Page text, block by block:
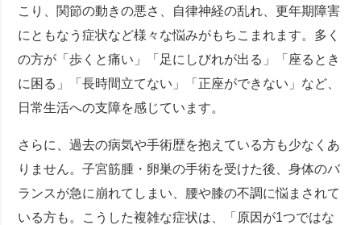
こり、関節の動きの悪さ、自律神経の乱れ、更年期障害
にともなう症状など様々な悩みがもちこまれます。多く
の方が「歩くと痛い」「足にしびれが出る」「座るとき
に困る」「長時間立てない」「正座ができない」など、
日常生活への支障を感じています。
さらに、過去の病気や手術歴を抱えている方も少なくあ
りません。子宮筋腫・卵巣の手術を受けた後、身体のバ
ランスが急に崩れてしまい、腰や膝の不調に悩まされて
いる方も。こうした複雑な症状は、「原因が1つではな